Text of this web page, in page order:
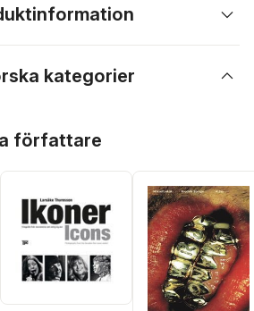
kategorier
författare